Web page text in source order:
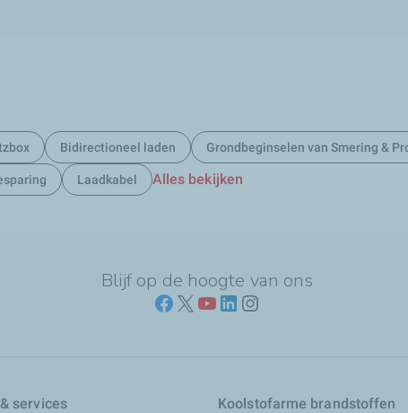
Bidirectioneel laden Grondbeginselen van Smering &
Laadkabel Alles bekijken
Blijf op de hoogte van ons
services Koolstofarme brandstoffen